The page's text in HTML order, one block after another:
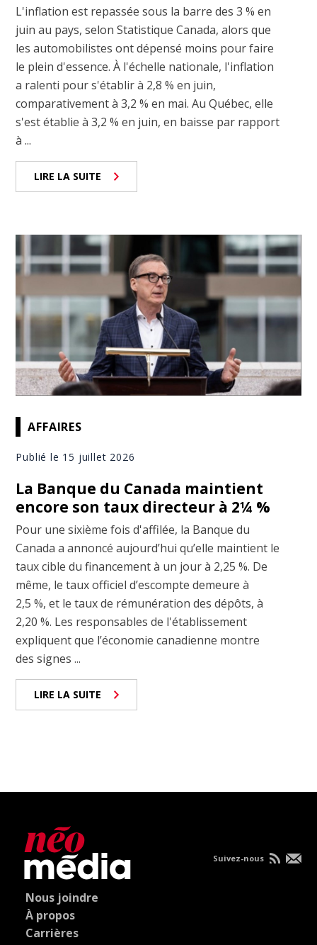
L'inflation est repassée sous la barre des 3 % en
juin au pays, selon Statistique Canada, alors que
les automobilistes ont dépensé moins pour faire
le plein d'essence. À l'échelle nationale, l'inflation
a ralenti pour s'établir à 2,8 % en juin,
comparativement à 3,2 % en mai. Au Québec, elle
s'est établie à 3,2 % en juin, en baisse par rapport
à ...
LIRE LA SUITE
AFFAIRES
Publié le 15 juillet 2026
La Banque du Canada maintient
encore son taux directeur à 2¼ %
Pour une sixième fois d'affilée, la Banque du
Canada a annoncé aujourd’hui qu’elle maintient le
taux cible du financement à un jour à 2,25 %. De
même, le taux officiel d’escompte demeure à
2,5 %, et le taux de rémunération des dépôts, à
2,20 %. Les responsables de l'établissement
expliquent que l’économie canadienne montre
des signes ...
LIRE LA SUITE
Nous joindre
À propos
Carrières
Suivez-nous